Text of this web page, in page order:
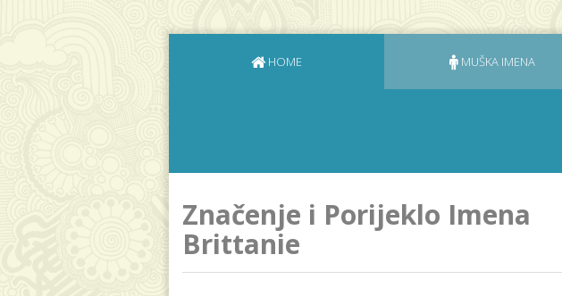
HOME MUŠKA IMENA
Značenje i Porijeklo Imena
Brittanie